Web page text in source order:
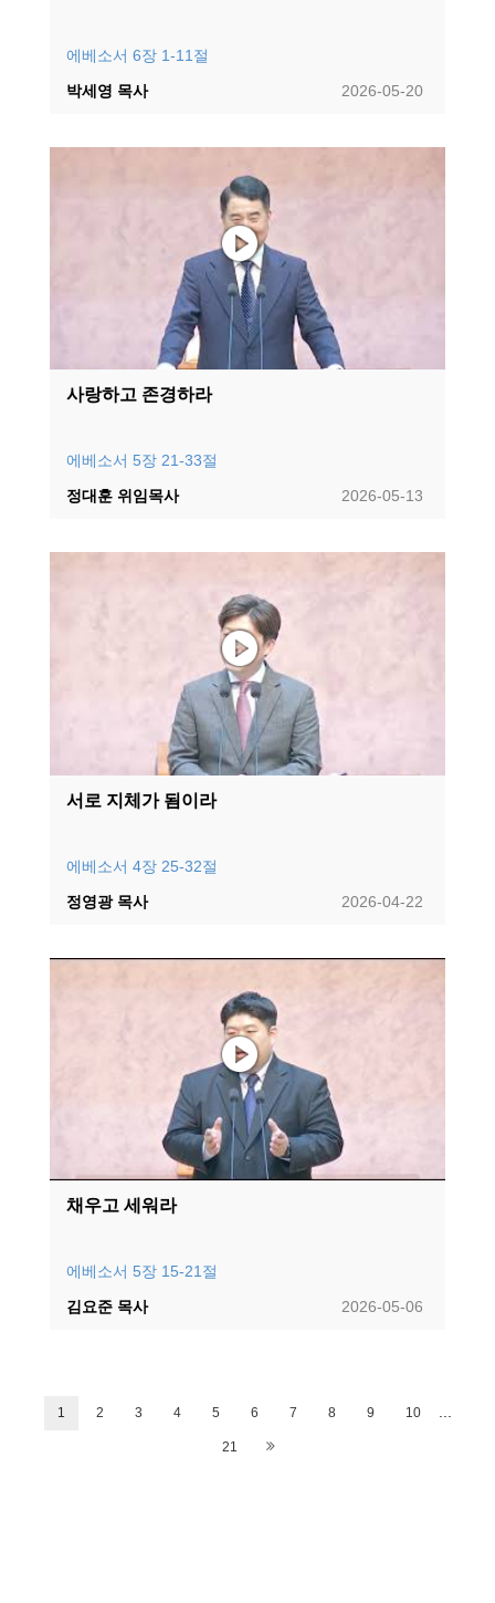
에베소서 6장 1-11절
2026-05-20
박세영 목사
사랑하고 존경하라
에베소서 5장 21-33절
2026-05-13
정대훈 위임목사
서로 지체가 됨이라
에베소서 4장 25-32절
2026-04-22
정영광 목사
채우고 세워라
에베소서 5장 15-21절
2026-05-06
김요준 목사
1 2 3 4 5 6 7 8 9 10
21